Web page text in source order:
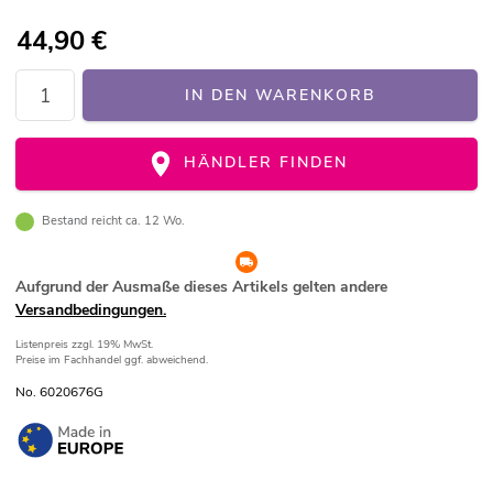
44,90€
IN DEN WARENKORB
HÄNDLER FINDEN
Bestand reicht ca. 12 Wo.
Aufgrund der Ausmaße dieses Artikels gelten andere
Versandbedingungen.
Listenpreis zzgl. 19% MwSt.
Preise im Fachhandel ggf. abweichend.
No. 6020676G